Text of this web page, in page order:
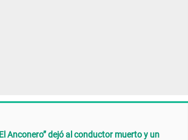
Anconero” dejó al conductor muerto y un